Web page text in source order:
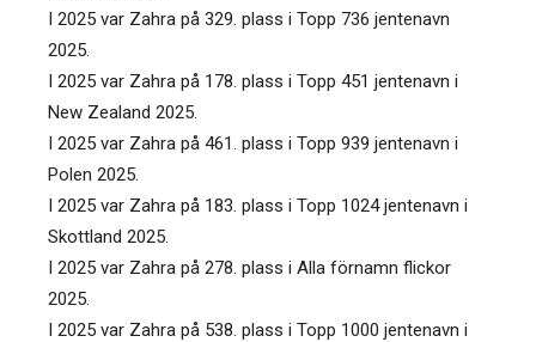
I 2025 var Zahra på 329. plass i Topp 736 jentenavn
2025.
I 2025 var Zahra på 178. plass i Topp 451 jentenavn i
New Zealand 2025.
I 2025 var Zahra på 461. plass i Topp 939 jentenavn i
Polen 2025.
I 2025 var Zahra på 183. plass i Topp 1024 jentenavn i
Skottland 2025.
I 2025 var Zahra på 278. plass i Alla förnamn flickor
2025.
I 2025 var Zahra på 538. plass i Topp 1000 jentenavn i